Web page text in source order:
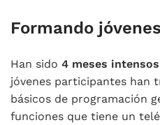
Formando
Han sido 4 meses
jóvenes participantes han
básicos de programación
funciones que tiene un